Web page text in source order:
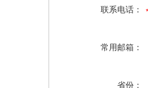
联系电话：
常用邮箱：
省份：